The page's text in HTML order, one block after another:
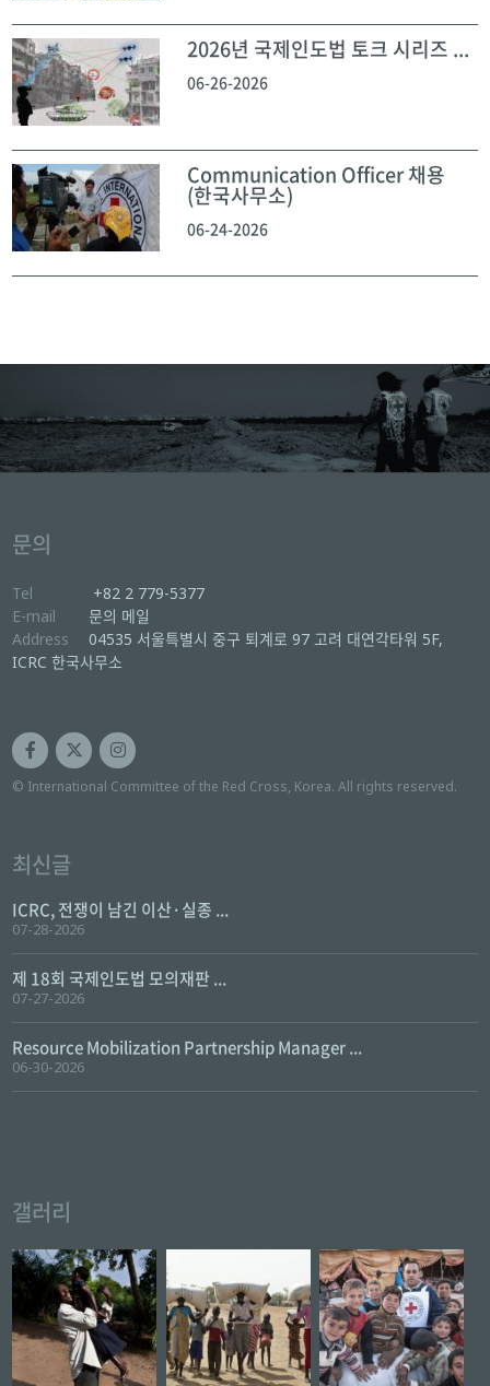
2026년 국제인도법 토크 시리즈 ...
06-26-2026
Communication Officer 채용
(한국사무소)
06-24-2026
문의
Tel
+82 2 779-5377
E-mail
문의 메일
Address
04535 서울특별시 중구 퇴계로 97 고려 대연각타워 5F,
ICRC 한국사무소
© International Committee of the Red Cross, Korea. All rights reserved.
최신글
ICRC, 전쟁이 남긴 이산·실종 ...
07-28-2026
제 18회 국제인도법 모의재판 ...
07-27-2026
Resource Mobilization Partnership Manager ...
06-30-2026
갤러리